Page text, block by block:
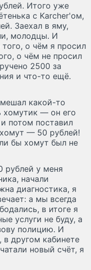
Итого уже
с Karcher'ом,
Заехал в яму,
молодцы. И
о чём я просил
о чём не просил
2500 за
и что-то ещё.
какой-то
хомутик — он его
потом поставил
— 50 рублей!
бы хомут был не
рублей у меня
начали
диагностика, я
а мы всегда
в итоге я
услуги не буду, а
полицию. И
в другом кабинете
новый счёт, я